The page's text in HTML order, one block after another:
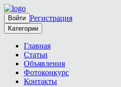
Войти Регистрация
Категории
Главная
Статьи
Объявления
Фотоконкурс
Контакты